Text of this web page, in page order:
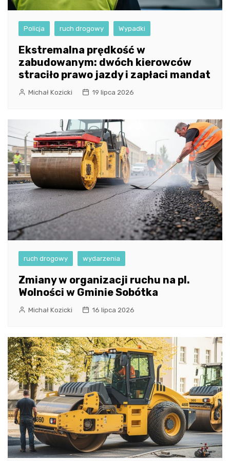
Policja ruch drogowy Wypadki
Ekstremalna prędkość w
zabudowanym: dwóch kierowców
straciło prawo jazdy i zapłaci mandat
Michał Kozicki 19 lipca 2026
ruch drogowy wydarzenia
Zmiany w organizacji ruchu na pl.
Wolności w Gminie Sobótka
Michał Kozicki 16 lipca 2026